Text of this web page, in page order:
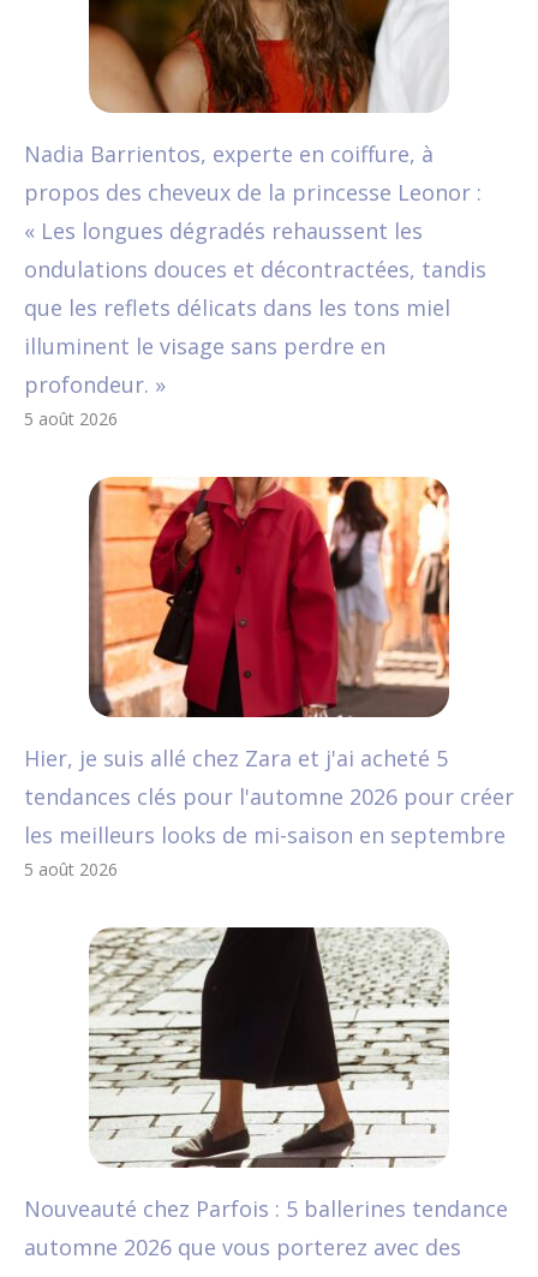
Nadia Barrientos, experte en coiffure, à
propos des cheveux de la princesse Leonor :
« Les longues dégradés rehaussent les
ondulations douces et décontractées, tandis
que les reflets délicats dans les tons miel
illuminent le visage sans perdre en
profondeur. »
5 août 2026
Hier, je suis allé chez Zara et j'ai acheté 5
tendances clés pour l'automne 2026 pour créer
les meilleurs looks de mi-saison en septembre
5 août 2026
Nouveauté chez Parfois : 5 ballerines tendance
automne 2026 que vous porterez avec des